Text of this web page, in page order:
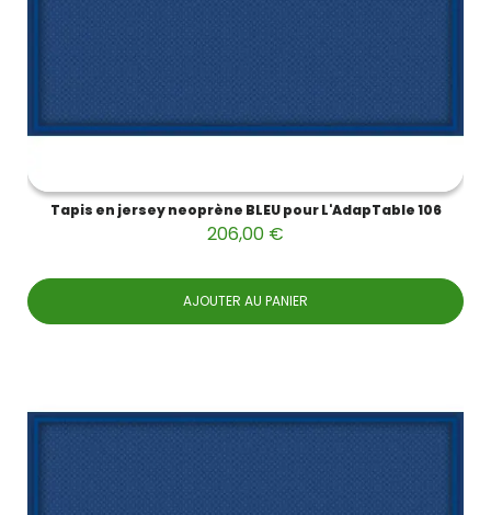
Tapis en jersey neoprène BLEU pour L'AdapTable 106
206,00 €
AJOUTER AU PANIER